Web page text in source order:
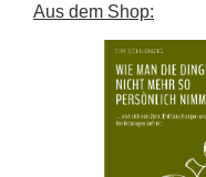
Aus dem Shop: